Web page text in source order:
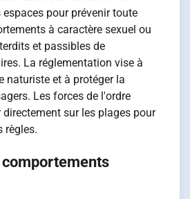
pour prévenir toute
à caractère sexuel ou
et passibles de
La réglementation vise à
naturiste et à protéger la
Les forces de l'ordre
directement sur les plages pour
règles.